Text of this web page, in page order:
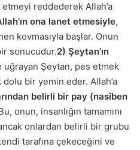
etmeyi reddederek Allah’a
ona lanet etmesiyle,
kovmasıyla başlar. Onun
sonucudur.2) Şeytan’ın
uğrayan Şeytan, pes etmek
bir yemin eder. Allah’a
belirli bir pay (nasîben
onun, insanlığın tamamını
onlardan belirli bir grubu
tarafına çekeceğini ve